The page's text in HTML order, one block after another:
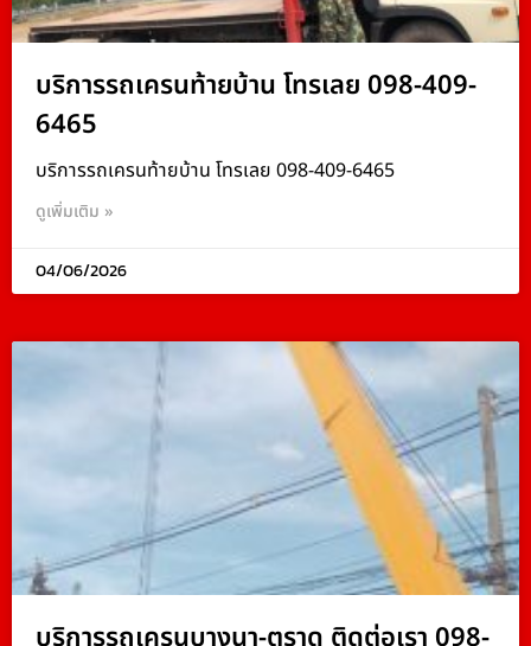
บริการรถเครนท้ายบ้าน โทรเลย 098-409-
6465
บริการรถเครนท้ายบ้าน โทรเลย 098-409-6465
ดูเพิ่มเติม »
04/06/2026